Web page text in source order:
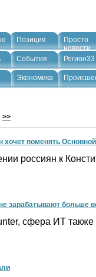
Позиция
Просто
новости
События Регион33
Экономика
>>
поменять Основной
россиян к
зарабатывают больше
сфера ИТ